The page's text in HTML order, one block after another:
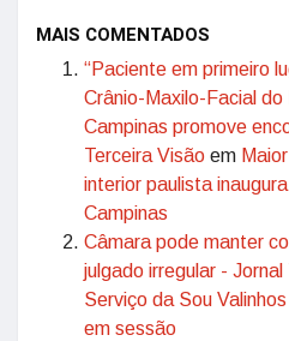
MAIS COMENTADOS
“Paciente em primeiro
Crânio-Maxilo-Facial
Campinas promove
Terceira Visão em
interior paulista
Campinas
Câmara pode manter
julgado irregular -
Serviço da Sou
em sessão